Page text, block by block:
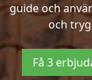
guide och
och
Få 3